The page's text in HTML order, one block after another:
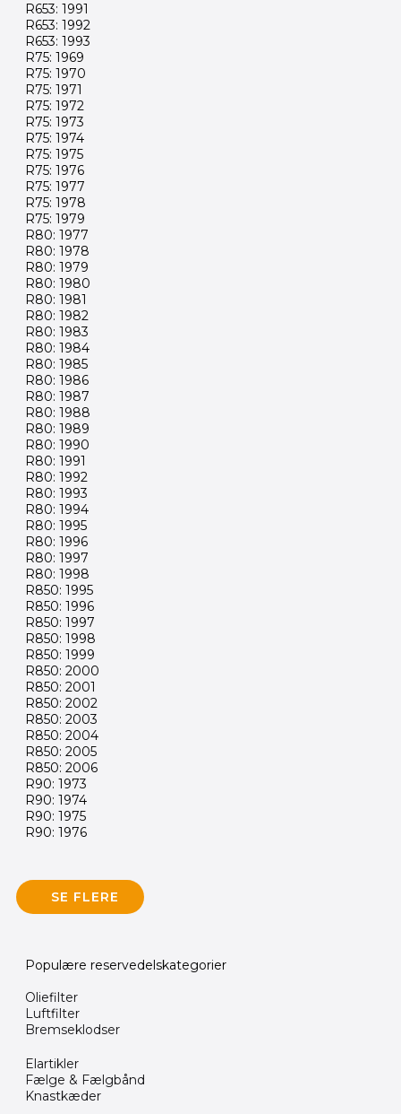
R653: 1991
R653: 1992
R653: 1993
R75: 1969
R75: 1970
R75: 1971
R75: 1972
R75: 1973
R75: 1974
R75: 1975
R75: 1976
R75: 1977
R75: 1978
R75: 1979
R80: 1977
R80: 1978
R80: 1979
R80: 1980
R80: 1981
R80: 1982
R80: 1983
R80: 1984
R80: 1985
R80: 1986
R80: 1987
R80: 1988
R80: 1989
R80: 1990
R80: 1991
R80: 1992
R80: 1993
R80: 1994
R80: 1995
R80: 1996
R80: 1997
R80: 1998
R850: 1995
R850: 1996
R850: 1997
R850: 1998
R850: 1999
R850: 2000
R850: 2001
R850: 2002
R850: 2003
R850: 2004
R850: 2005
R850: 2006
R90: 1973
R90: 1974
R90: 1975
R90: 1976
SE FLERE
Populære reservedelskategorier
Oliefilter
Luftfilter
Bremseklodser
Elartikler
Fælge & Fælgbånd
Knastkæder